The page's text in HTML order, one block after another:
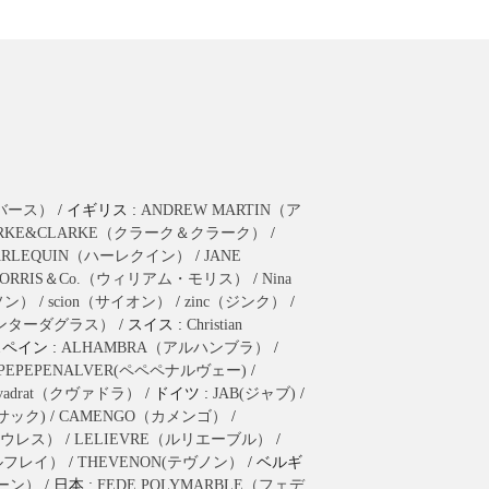
ス） / イギリス : ANDREW MARTIN（ア
（クラーク＆クラーク）
/
（ハーレクイン）
/ JANE
＆Co.（ウィリアム・モリス）
/ Nina
）
/ scion（サイオン） / zinc（ジンク）
/
ターダグラス）
/ スイス : Christian
イン : ALHAMBRA（アルハンブラ）
/
ペペペナルヴェー) /
（クヴァドラ）
/ ドイツ : JAB(ジャブ) /
ック) / CAMENGO（カメンゴ）
/
レス）
/ LELIEVRE（ルリエーブル）
/
レイ）
/ THEVENON(テヴノン）
/ ベルギ
ン）
/ 日本 : FEDE POLYMARBLE（フェデ